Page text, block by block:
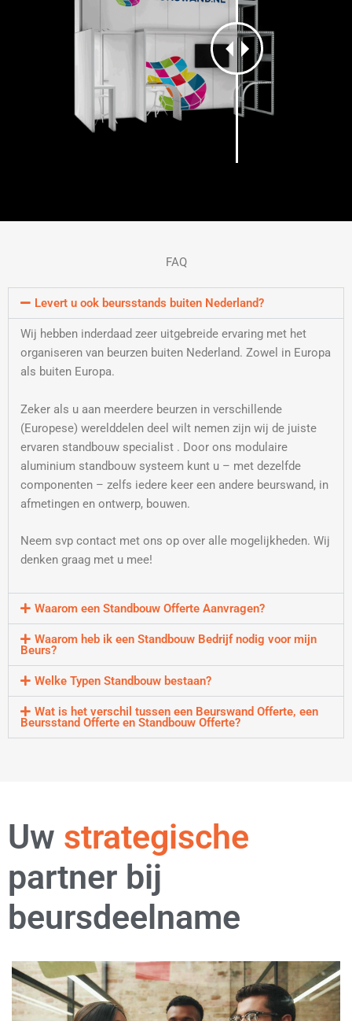
FAQ
Levert u ook beursstands buiten Nederland?
Wij hebben inderdaad zeer uitgebreide ervaring met het
organiseren van beurzen buiten Nederland. Zowel in Europa
als buiten Europa.
Zeker als u aan meerdere beurzen in verschillende
(Europese) werelddelen deel wilt nemen zijn wij de juiste
ervaren standbouw specialist . Door ons modulaire
aluminium standbouw systeem kunt u – met dezelfde
componenten – zelfs iedere keer een andere beurswand, in
afmetingen en ontwerp, bouwen.
Neem svp contact met ons op over alle mogelijkheden. Wij
denken graag met u mee!
Waarom een Standbouw Offerte Aanvragen?
Waarom heb ik een Standbouw Bedrijf nodig voor mijn
Beurs?
Welke Typen Standbouw bestaan?
Wat is het verschil tussen een Beurswand Offerte, een
Beursstand Offerte en Standbouw Offerte?
Uw flexibele
partner bij
beursdeelname